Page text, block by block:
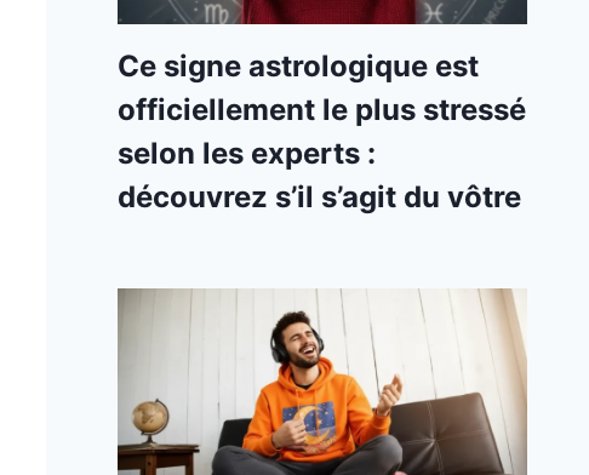
Ce signe astrologique est
officiellement le plus stressé
selon les experts :
découvrez s’il s’agit du vôtre